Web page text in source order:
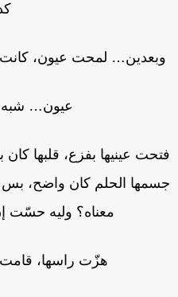
كده
لمحت عيون، كانت
عيون… شبه
عينيها بفزع، قلبها كان
الحلم كان واضح، بس
معناه؟ وليه حسّت إن
هزّت راسها، قامت